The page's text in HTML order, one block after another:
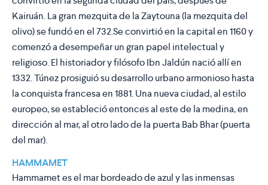
Kairuán. La gran mezquita de la Zaytouna (la mezquita del
olivo) se fundó en el 732.Se convirtió en la capital en 1160 y
comenzó a desempeñar un gran papel intelectual y
religioso. El historiador y filósofo Ibn Jaldún nació allí en
1332. Túnez prosiguió su desarrollo urbano armonioso hasta
la conquista francesa en 1881. Una nueva ciudad, al estilo
europeo, se estableció entonces al este de la medina, en
dirección al mar, al otro lado de la puerta Bab Bhar (puerta
del mar).
HAMMAMET
Hammamet es el mar bordeado de azul y las inmensas